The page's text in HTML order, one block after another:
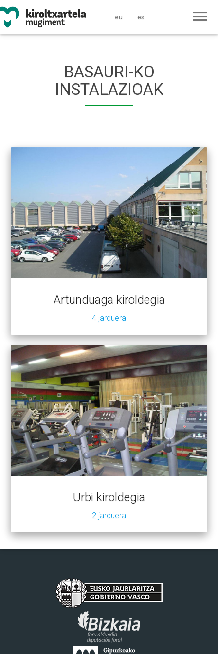
eu es
BASAURI-KO
INSTALAZIOAK
Artunduaga kiroldegia
4 jarduera
Urbi kiroldegia
2 jarduera